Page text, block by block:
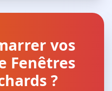
vos
Fenêtres
?